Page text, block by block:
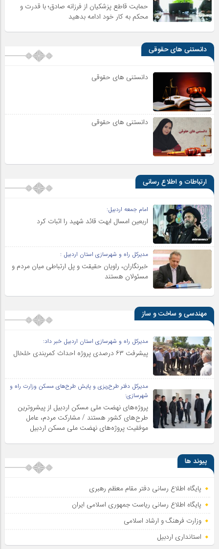
حمایت قاطع پزشکیان از فرزانه صادق؛ با قدرت و
محکم به کار خود ادامه بدهید
دانستنی های حقوقی
دانستنی های حقوقی
دانستنی های حقوقی
ارتباطات و اطلاع رسانی
امام جمعه اردبیل:
اربعین امسال ابهت قائد شهید را اثبات کرد
مدیرکل راه و شهرسازی استان اردبیل :
خبرنگاران، راویان حقیقت و پل ارتباطی میان مردم و
مسئولان هستند
مهندسی و ساخت و ساز
مدیرکل راه و شهرسازی استان اردبیل خبر داد:
پیشرفت ۶۳ درصدی پروژه احداث کمربندی خلخال
مدیرکل دفتر طرح‌ریزی و پایش طرح‌های مسکن وزارت راه و
شهرسازی:
پروژه‌های نهضت ملی مسکن اردبیل از پیشروترین
طرح‌های کشور هستند / مشارکت مردم، عامل
موفقیت پروژه‌های نهضت ملی مسکن اردبیل
پیوند ها
پایگاه اطلاع رسانی دفتر مقام معظم رهبری
پایگاه اطلاع‌ رسانی ریاست‌ جمهوری اسلامی ایران
وزارت فرهنگ و ارشاد اسلامی
استانداری اردبیل